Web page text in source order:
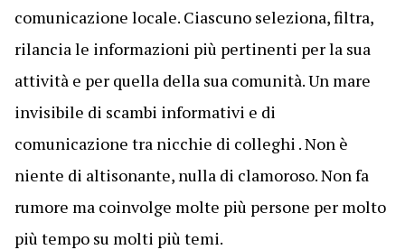
comunicazione locale. Ciascuno seleziona, filtra,
rilancia le informazioni più pertinenti per la sua
attività e per quella della sua comunità. Un mare
invisibile di scambi informativi e di
comunicazione tra nicchie di colleghi . Non è
niente di altisonante, nulla di clamoroso. Non fa
rumore ma coinvolge molte più persone per molto
più tempo su molti più temi.